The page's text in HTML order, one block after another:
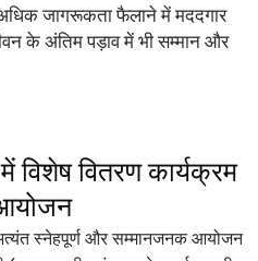
जागरूकता फैलाने में मददगार
के अंतिम पड़ाव में भी सम्मान और
विशेष वितरण कार्यक्रम
स्नेहपूर्ण और सम्मानजनक आयोजन